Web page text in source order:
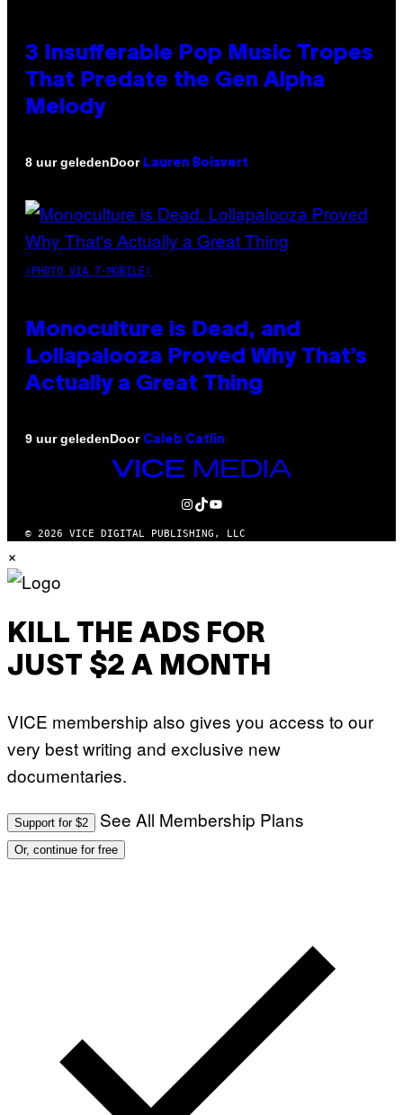
3 Insufferable Pop Music Tropes
That Predate the Gen Alpha
Melody
8 uur geledenDoor Lauren Boisvert
(PHOTO VIA T-MOBILE)
Monoculture is Dead, and
Lollapalooza Proved Why That’s
Actually a Great Thing
9 uur geledenDoor Caleb Catlin
VICE
MEDIA
INSTAGRAM
TIKTOK
YOUTUBE
© 2026 VICE DIGITAL PUBLISHING, LLC
×
KILL THE ADS FOR
JUST $2 A MONTH
VICE membership also gives you access to our
very best writing and exclusive new
documentaries.
Support for $2 See All Membership Plans
Or, continue for free